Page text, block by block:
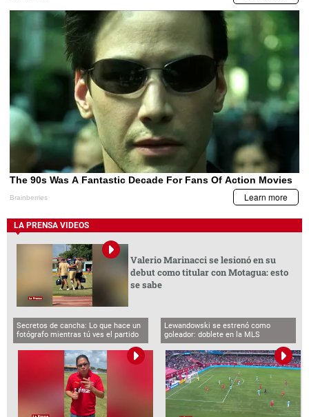
LA PRENSA VIDEOS
Valerio Marinacci se lesionó en su
debut como titular con Motagua: esto
se sabe
Secretos de cancha: Lo que hace un
fotógrafo mientras tú ves el partido
Lewandowski se estrenó como
goleador: doblete en la MLS